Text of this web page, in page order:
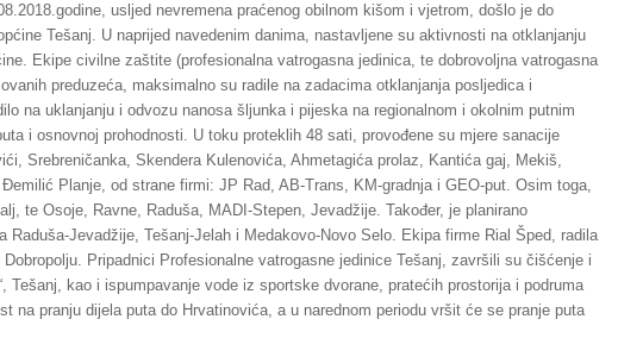
usljed nevremena praćenog obilnom kišom i vjetrom, došlo je do
Tešanj. U naprijed navedenim danima, nastavljene su aktivnosti na otklanjanju
Ekipe civilne zaštite (profesionalna vatrogasna jedinica, te dobrovoljna vatrogasna
preduzeća, maksimalno su radile na zadacima otklanjanja posljedica i
na uklanjanju i odvozu nanosa šljunka i pijeska na regionalnom i okolnim putnim
i osnovnoj prohodnosti. U toku proteklih 48 sati, provođene su mjere sanacije
Srebreničanka, Skendera Kulenovića, Ahmetagića prolaz, Kantića gaj, Mekiš,
Planje, od strane firmi: JP Rad, AB-Trans, KM-gradnja i GEO-put. Osim toga,
te Osoje, Ravne, Raduša, MADI-Stepen, Jevadžije. Također, je planirano
Raduša-Jevadžije, Tešanj-Jelah i Medakovo-Novo Selo. Ekipa firme Rial Šped, radila
Pripadnici Profesionalne vatrogasne jedinice Tešanj, završili su čišćenje i
Tešanj, kao i ispumpavanje vode iz sportske dvorane, pratećih prostorija i podruma
na pranju dijela puta do Hrvatinovića, a u narednom periodu vršit će se pranje puta